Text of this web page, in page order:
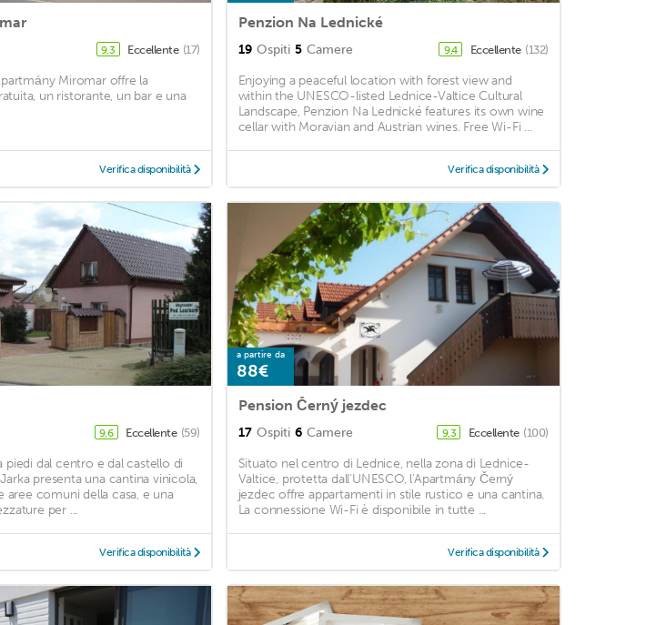
9,3 Eccellente (17)
Miromar offre la
un ristorante, un bar e una
Verifica disponibilità
Penzion Na Lednické
19 Ospiti 5 Camere 9,4 Eccellente (132)
Enjoying a peaceful location with forest view and
within the UNESCO-listed Lednice-Valtice Cultural
Landscape, Penzion Na Lednické features its own wine
cellar with Moravian and Austrian wines. Free Wi-Fi ...
Verifica disponibilità
9,6 Eccellente (59)
piedi dal centro e dal castello di
presenta una cantina vinicola,
aree comuni della casa, e una
per ...
Verifica disponibilità
a partire da
88€
Pension Černý jezdec
17 Ospiti 6 Camere 9,3 Eccellente (100)
Situato nel centro di Lednice, nella zona di Lednice-
Valtice, protetta dall'UNESCO, l'Apartmány Černý
jezdec offre appartamenti in stile rustico e una cantina.
La connessione Wi-Fi è disponibile in tutte ...
Verifica disponibilità